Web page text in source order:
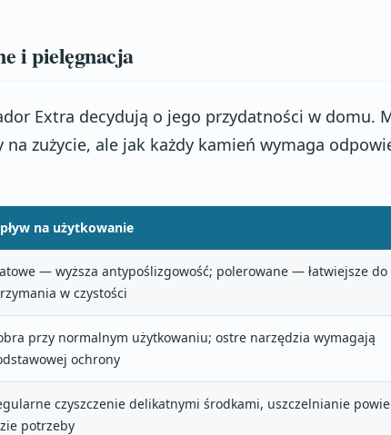
i pielęgnacja
Extra decydują o jego przydatności w domu.
zużycie, ale jak każdy kamień wymaga
na użytkowanie
— wyższa antypoślizgowość; polerowane — łatwiejsze do
w czystości
przy normalnym użytkowaniu; ostre narzędzia wymagają
ochrony
czyszczenie delikatnymi środkami, uszczelnianie
potrzeby